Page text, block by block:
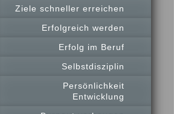
Ziele schneller erreichen
Erfolgreich werden
Erfolg im Beruf
Selbstdisziplin
Persönlichkeit
Entwicklung